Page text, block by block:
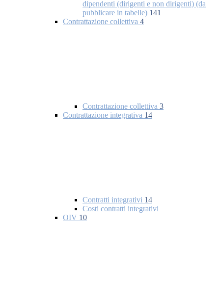
dipendenti (dirigenti e non dirigenti) (da
pubblicare in tabelle) 141
Contrattazione collettiva 4
Contrattazione collettiva 3
Contrattazione integrativa 14
Contratti integrativi 14
Costi contratti integrativi
OIV 10